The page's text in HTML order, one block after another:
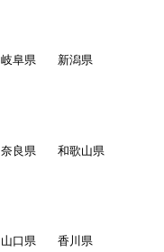
岐阜県
新潟県
奈良県
和歌山県
山口県
香川県